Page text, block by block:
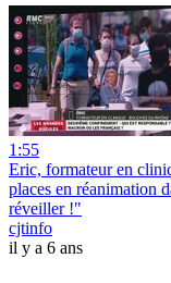
1:55
Eric, formateur en
places en réanimation
réveiller !"
cjtinfo
il y a 6 ans